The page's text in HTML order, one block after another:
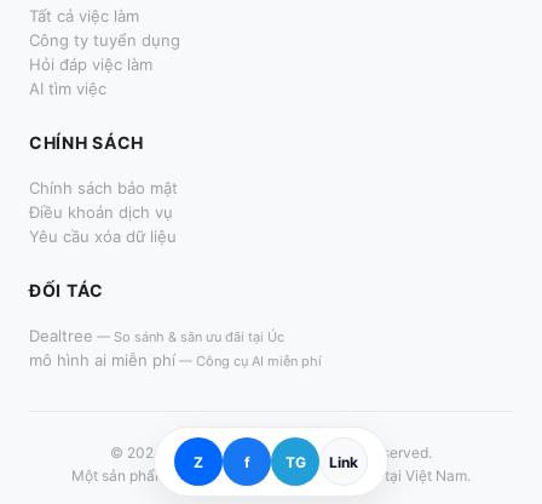
Z f TG Link
Tất cả việc làm
Công ty tuyển dụng
Hỏi đáp việc làm
AI tìm việc
CHÍNH SÁCH
Chính sách bảo mật
Điều khoản dịch vụ
Yêu cầu xóa dữ liệu
ĐỐI TÁC
Dealtree — So sánh & săn ưu đãi tại Úc
mô hình ai miễn phí — Công cụ AI miễn phí
© 2024– 2026
LàmThêm.me. All rights reserved.
Một sản phẩm dành cho người tìm việc thời vụ tại Việt Nam.